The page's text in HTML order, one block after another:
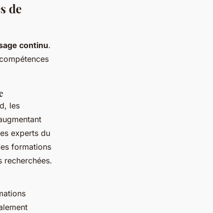
de
continu.
les
experts du
formations
recherchées.